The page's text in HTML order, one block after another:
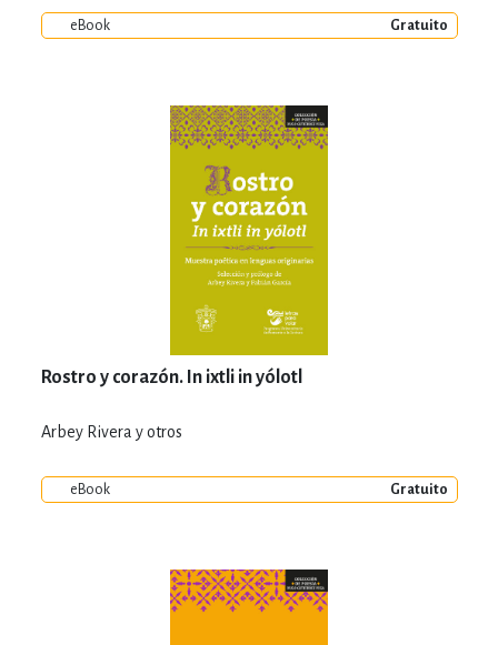
eBook Gratuito
Rostro y corazón. In ixtli in yólotl
Arbey Rivera y otros
eBook Gratuito